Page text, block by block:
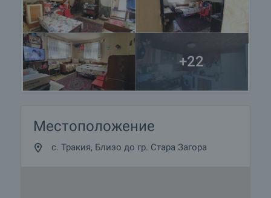
+22
Местоположение
с. Тракия, Близо до гр. Стара Загора